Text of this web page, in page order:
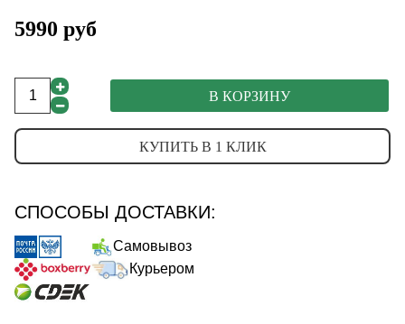
5990 руб
В КОРЗИНУ
КУПИТЬ В 1 КЛИК
СПОСОБЫ ДОСТАВКИ:
Самовывоз
Курьером